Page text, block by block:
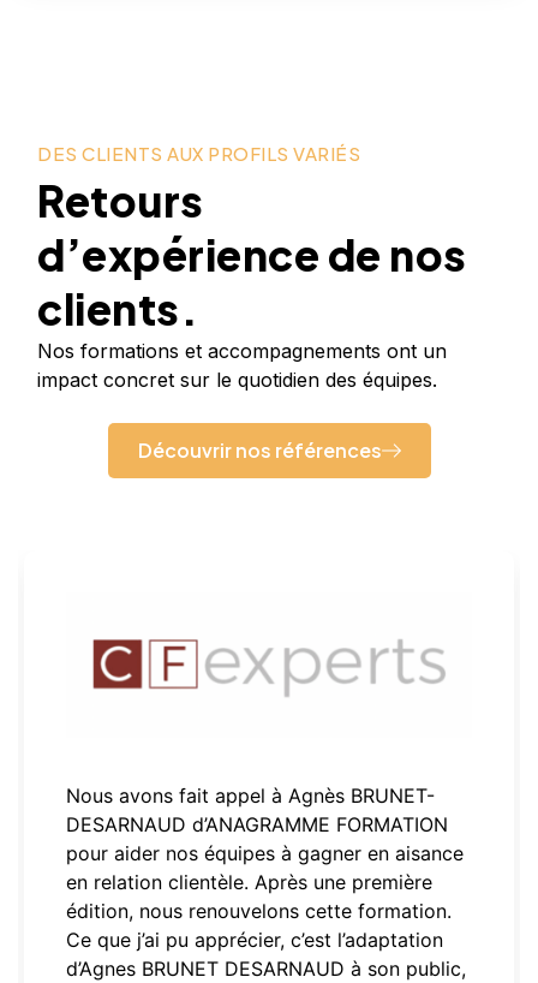
DES CLIENTS AUX PROFILS VARIÉS
Retours
d’expérience de nos
clients.
Nos formations et accompagnements ont un
impact concret sur le quotidien des équipes.
Découvrir nos références
Nous avons fait appel à Agnès BRUNET-
DESARNAUD d’ANAGRAMME FORMATION
pour aider nos équipes à gagner en aisance
en relation clientèle. Après une première
édition, nous renouvelons cette formation.
Ce que j’ai pu apprécier, c’est l’adaptation
d’Agnes BRUNET DESARNAUD à son public,